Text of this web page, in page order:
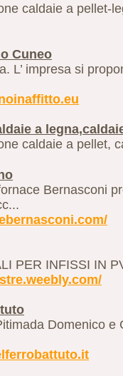
caldaie a pellet-
Cuneo
L’ impresa si
a
caldaie a pellet,
Bernasconi
PER INFISSI IN
Domenico